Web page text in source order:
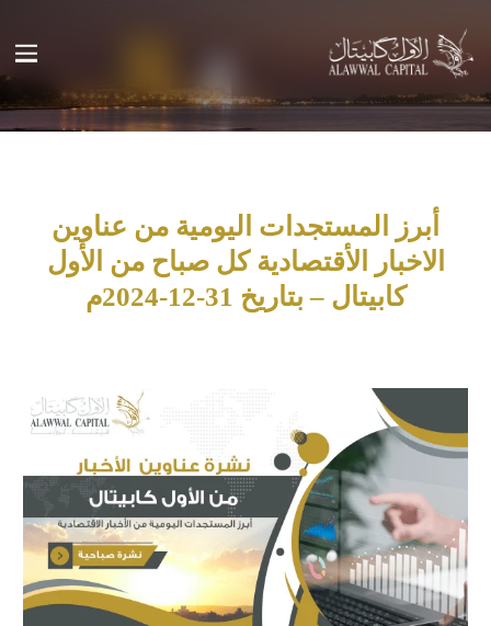
أبرز المستجدات اليومية من عناوين
الاخبار الأقتصادية كل صباح من الأول
كابيتال – بتاريخ 31-12-2024م